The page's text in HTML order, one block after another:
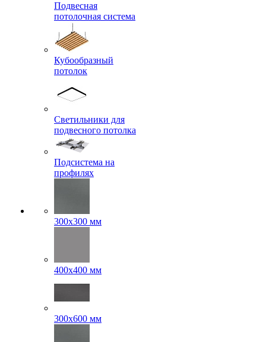
Подвесная
потолочная система
Кубообразный
потолок
Светильники для
подвесного потолка
Подсистема на
профилях
300x300 мм
400х400 мм
300x600 мм